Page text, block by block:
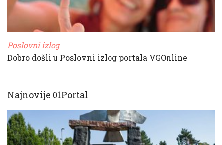
Poslovni izlog
Dobro došli u Poslovni izlog portala VGOnline
Najnovije 01Portal